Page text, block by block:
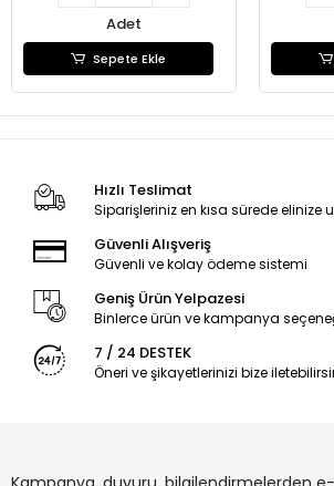
Adet
Sepete Ekle
Hızlı Teslimat
Siparişleriniz en kısa sürede elinize
Güvenli Alışveriş
Güvenli ve kolay ödeme sistemi
Geniş Ürün Yelpazesi
Binlerce ürün ve kampanya
7 / 24 DESTEK
Öneri ve şikayetlerinizi bize